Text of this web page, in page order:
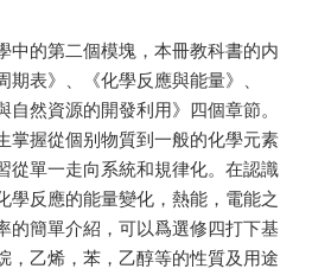
中的第二個模塊，本冊教科書的内
表》、《化學反應與能量》、
自然資源的開發利用》四個章節。
掌握從個别物質到一般的化學元素
從單一走向系統和規律化。在認識
學反應的能量變化，熱能，電能之
的簡單介紹，可以爲選修四打下基
，乙烯，苯，乙醇等的性質及用途